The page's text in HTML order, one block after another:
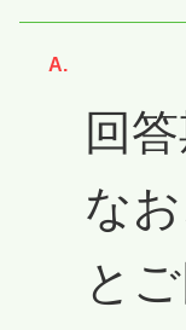
回
な
と